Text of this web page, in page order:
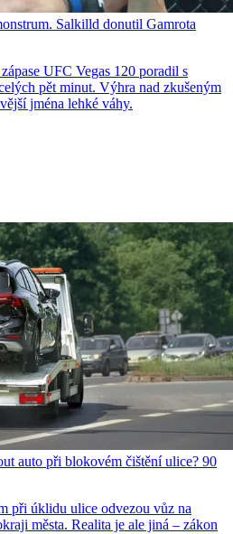
Salkilld donutil Gamrota
UFC Vegas 120 poradil s
pět minut. Výhra nad zkušeným
jména lehké váhy.
auto při blokovém čištění ulice? 90
při úklidu ulice odvezou vůz na
města. Realita je ale jiná – zákon